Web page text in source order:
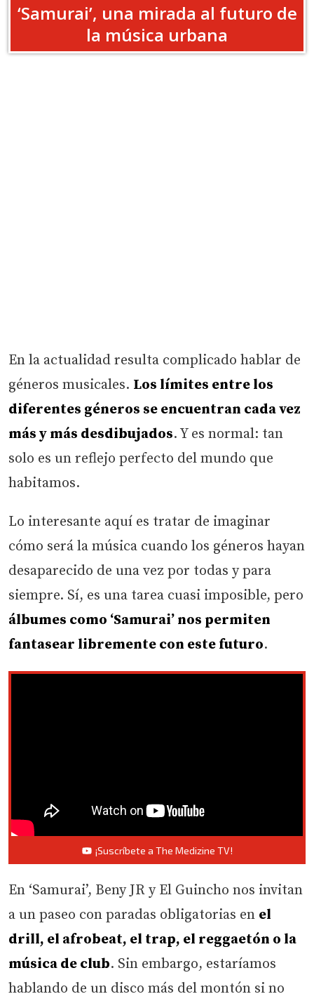
‘Samurai’, una mirada al futuro de
la música urbana
En la actualidad resulta complicado hablar de
géneros musicales. Los límites entre los
diferentes géneros se encuentran cada vez
más y más desdibujados. Y es normal: tan
solo es un reflejo perfecto del mundo que
habitamos.
Lo interesante aquí es tratar de imaginar
cómo será la música cuando los géneros hayan
desaparecido de una vez por todas y para
siempre. Sí, es una tarea cuasi imposible, pero
álbumes como ‘Samurai’ nos permiten
fantasear libremente con este futuro.
¡Suscríbete a The Medizine TV!
En ‘Samurai’, Beny JR y El Guincho nos invitan
a un paseo con paradas obligatorias en el
drill, el afrobeat, el trap, el reggaetón o la
música de club. Sin embargo, estaríamos
hablando de un disco más del montón si no